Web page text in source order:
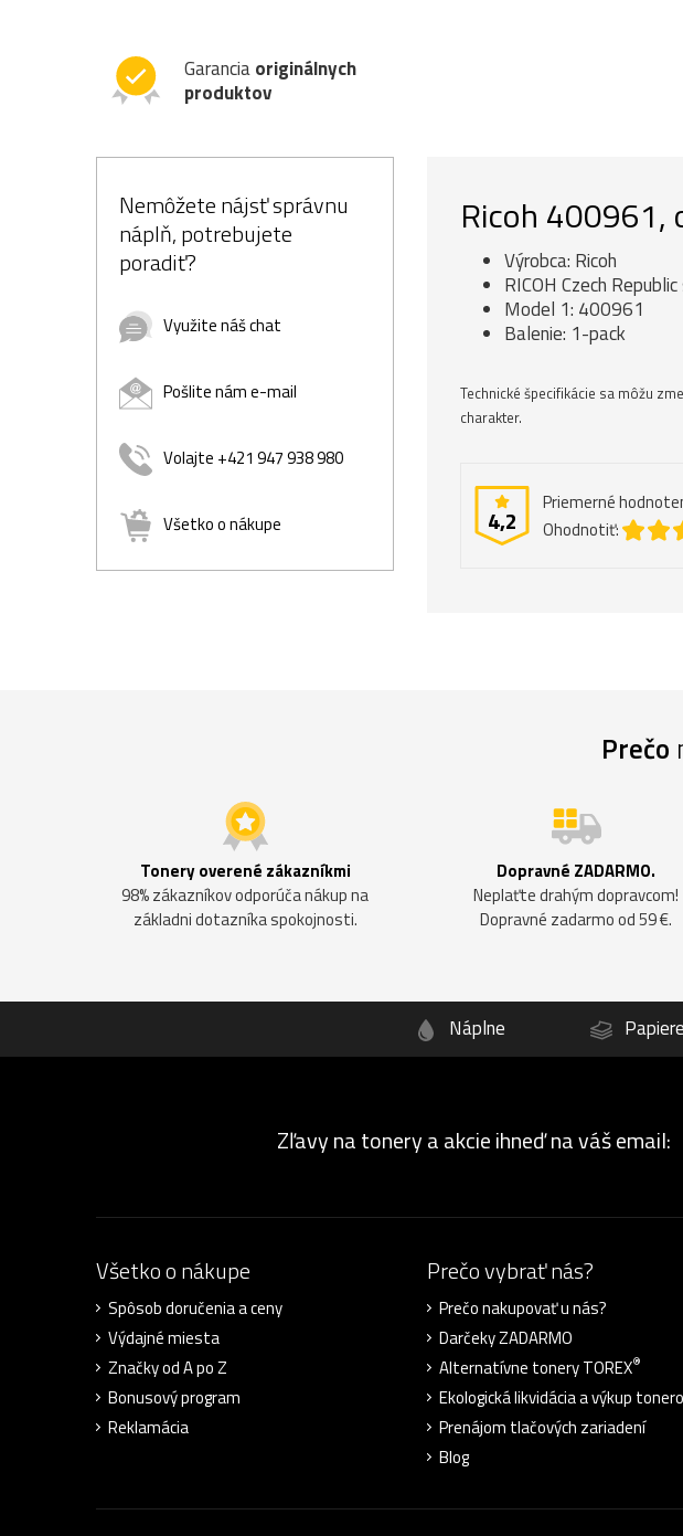
Garanciaoriginálnych
produktov
Nemôžete nájsť správnu
náplň, potrebujete
poradiť?
Využite náš chat
Pošlite nám e-mail
Volajte +421 947 938 980
Všetko o nákupe
Ricoh 400961,
Výrobca: Ricoh
RICOH Czech
Model 1: 400961
Balenie: 1-pack
Technické špecifikácie sa môžu
charakter.
4,2
Priemerné
Ohodnotiť:
Prečo
Tonery overené zákazníkmi
98% zákazníkov odporúča nákup na
základni dotazníka spokojnosti.
Dopravné ZADARMO.
Neplaťte drahým dopravcom!
Dopravné zadarmo od 59 €.
Náplne Papiere
Zľavy na tonery a akcie ihneď na váš email:
Všetko o nákupe
Spôsob doručenia a ceny
Výdajné miesta
Značky od A po Z
Bonusový program
Reklamácia
Prečo vybrať nás?
Prečo nakupovať u nás?
Darčeky ZADARMO
Alternatívne tonery TOREX®
Ekologická likvidácia a výkup
Prenájom tlačových zariadení
Blog